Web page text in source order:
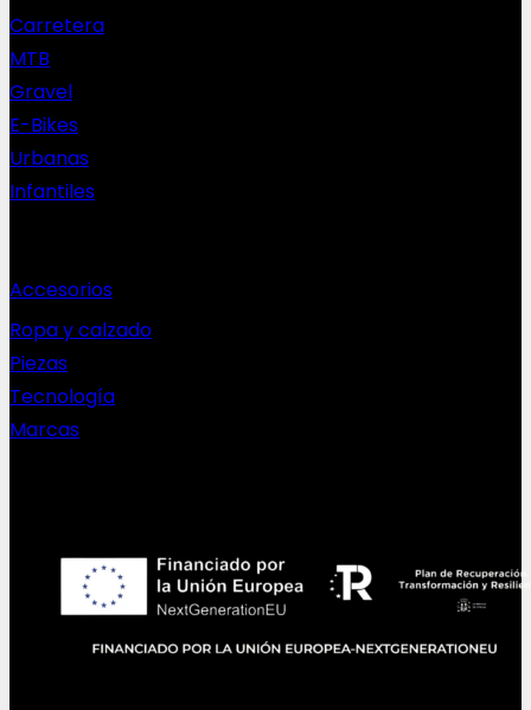
Carretera
MTB
Gravel
E-Bikes
Urbanas
Infantiles
Accesorios
Ropa y calzado
Piezas
Tecnología
Marcas